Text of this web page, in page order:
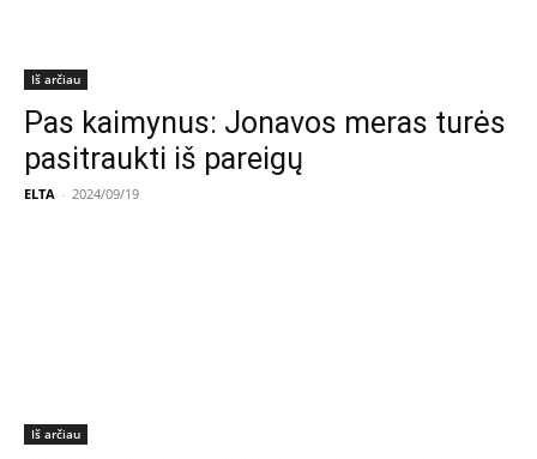
Iš arčiau
Pas kaimynus: Jonavos meras turės
pasitraukti iš pareigų
ELTA - 2024/09/19
Iš arčiau